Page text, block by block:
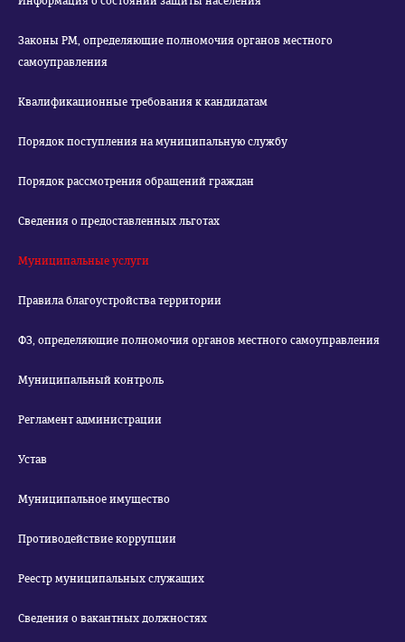
Законы РМ, определяющие полномочия органов местного
самоуправления
Квалификационные требования к кандидатам
Порядок поступления на муниципальную службу
Порядок рассмотрения обращений граждан
Сведения о предоставленных льготах
Муниципальные услуги
Правила благоустройства территории
ФЗ, определяющие полномочия органов местного самоуправления
Муниципальный контроль
Регламент администрации
Устав
Муниципальное имущество
Противодействие коррупции
Реестр муниципальных служащих
Сведения о вакантных должностях